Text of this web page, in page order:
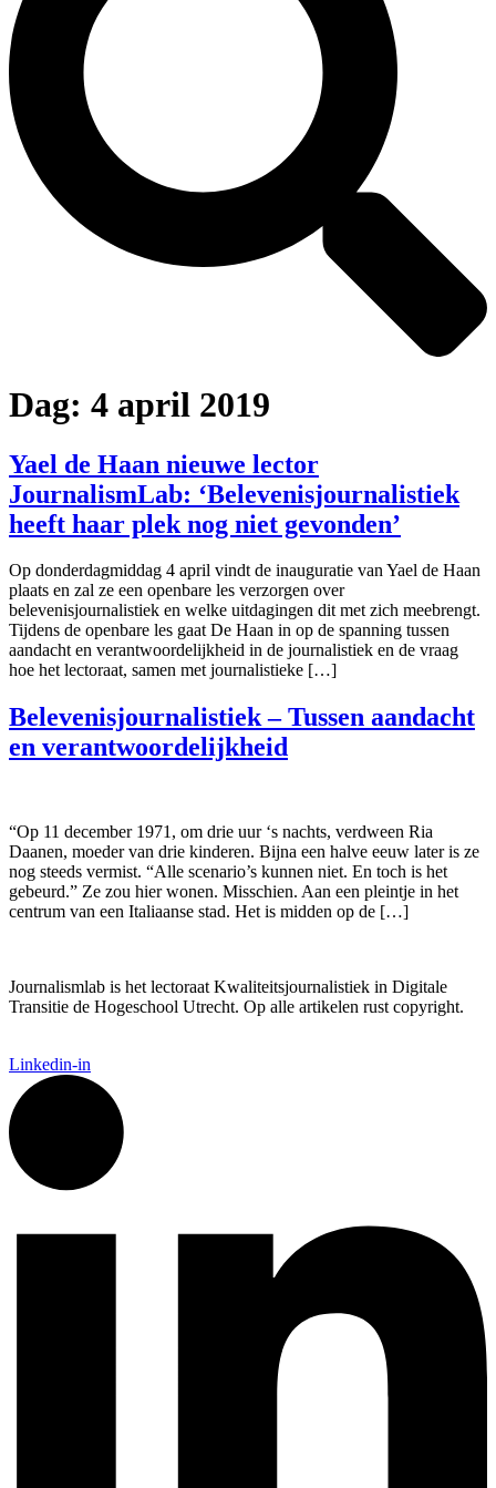
Dag: 4 april 2019
Yael de Haan nieuwe lector
JournalismLab: ‘Belevenisjournalistiek
heeft haar plek nog niet gevonden’
Op donderdagmiddag 4 april vindt de inauguratie van Yael de Haan
plaats en zal ze een openbare les verzorgen over
belevenisjournalistiek en welke uitdagingen dit met zich meebrengt.
Tijdens de openbare les gaat De Haan in op de spanning tussen
aandacht en verantwoordelijkheid in de journalistiek en de vraag
hoe het lectoraat, samen met journalistieke […]
Belevenisjournalistiek – Tussen aandacht
en verantwoordelijkheid
“Op 11 december 1971, om drie uur ‘s nachts, verdween Ria
Daanen, moeder van drie kinderen. Bijna een halve eeuw later is ze
nog steeds vermist. “Alle scenario’s kunnen niet. En toch is het
gebeurd.” Ze zou hier wonen. Misschien. Aan een pleintje in het
centrum van een Italiaanse stad. Het is midden op de […]
Journalismlab is het lectoraat Kwaliteitsjournalistiek in Digitale
Transitie de Hogeschool Utrecht. Op alle artikelen rust copyright.
Linkedin-in